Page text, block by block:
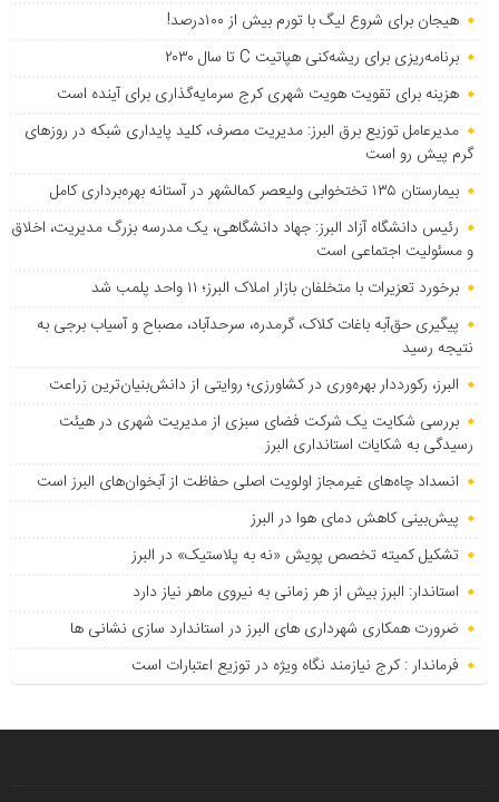
هیجان برای شروع لیگ با تورم بیش از ۱۰۰درصد!
برنامه‌ریزی برای ریشه‌کنی هپاتیت C تا سال ۲۰۳۰
هزینه برای تقویت هویت شهری کرج سرمایه‌گذاری برای آینده است
مدیرعامل توزیع برق البرز: مدیریت مصرف، کلید پایداری شبکه در روزهای
گرم پیش رو است
بیمارستان ۱۳۵ تختخوابی ولیعصر کمالشهر در آستانه بهره‌برداری کامل
رئیس دانشگاه آزاد البرز: جهاد دانشگاهی، یک مدرسه بزرگ مدیریت، اخلاق
و مسئولیت اجتماعی است
برخورد تعزیرات با متخلفان بازار املاک البرز؛ ۱۱ واحد پلمب شد
پیگیری حق‌آبه باغات کلاک، گرمدره، سرحدآباد، مصباح و آسیاب برجی به
نتیجه رسید
البرز، رکورددار بهره‌وری در کشاورزی؛ روایتی از دانش‌بنیان‌ترین زراعت
بررسی شکایت یک شرکت فضای سبزی از مدیریت شهری در هیئت
رسیدگی به شکایات استانداری البرز
انسداد چاه‌های غیرمجاز اولویت اصلی حفاظت از آبخوان‌های البرز است
پیش‌بینی کاهش دمای هوا در البرز
تشکیل کمیته تخصص پویش «نه به پلاستیک» در البرز
استاندار: البرز بیش از هر زمانی به نیروی ماهر نیاز دارد
ضرورت همکاری شهرداری های البرز در استاندارد سازی نشانی ها
فرماندار : کرج نیازمند نگاه ویژه در توزیع اعتبارات است